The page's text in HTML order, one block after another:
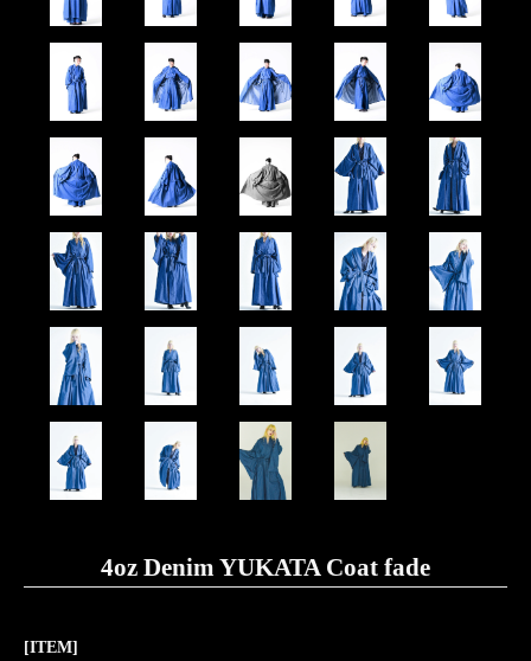
4oz Denim YUKATA Coat fade
[ITEM]